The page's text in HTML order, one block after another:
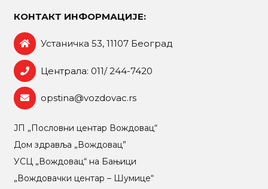
КОНТАКТ ИНФОРМАЦИЈЕ:
Устаничка 53, 11107 Београд
Централа: 011/ 244-7420
opstina@vozdovac.rs
ЈП „Пословни центар Вождовац“
Дом здравља „Вождовац”
УСЦ „Вождовац“ на Бањици
„Вождовачки центар – Шумице“